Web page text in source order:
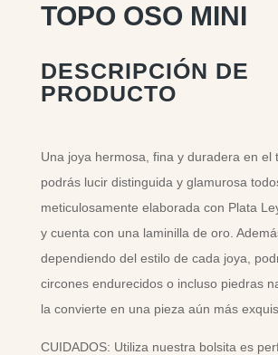
TOPO OSO MINI
DESCRIPCIÓN DE
PRODUCTO
Una joya hermosa, fina y duradera en el
podrás lucir distinguida y glamurosa
meticulosamente elaborada con Plata
y cuenta con una laminilla de oro.
dependiendo del estilo de cada joya,
circones endurecidos o incluso piedras
la convierte en una pieza aún más
CUIDADOS: Utiliza nuestra bolsita es